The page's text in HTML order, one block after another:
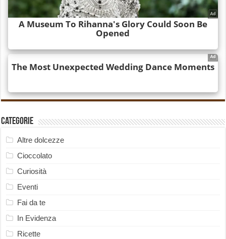
Categorie
Altre dolcezze
Cioccolato
Curiosità
Eventi
Fai da te
In Evidenza
Ricette